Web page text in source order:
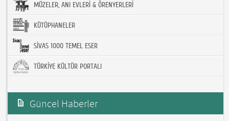
MÜZELER, ANI EVLERİ & ÖRENYERLERİ
KÜTÜPHANELER
SİVAS 1000 TEMEL ESER
TÜRKİYE KÜLTÜR PORTALI
Güncel Haberler